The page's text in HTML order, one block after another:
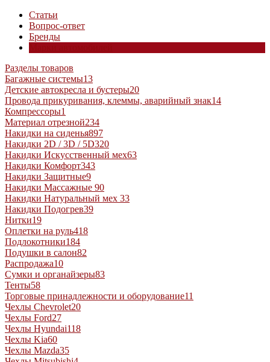
Статьи
Вопрос-ответ
Бренды
Разделы товаров
Багажные системы13
Детские автокресла и бустеры20
Провода прикуривания, клеммы, аварийный знак14
Компрессоры1
Материал отрезной234
Накидки на сиденья897
Накидки 2D / 3D / 5D320
Накидки Искусственный мех63
Накидки Комфорт343
Накидки Защитные9
Накидки Массажные 90
Накидки Натуральный мех 33
Накидки Подогрев39
Нитки19
Оплетки на руль418
Подлокотники184
Подушки в салон82
Распродажа10
Сумки и органайзеры83
Тенты58
Торговые принадлежности и оборудование11
Чехлы Chevrolet20
Чехлы Ford27
Чехлы Hyundai118
Чехлы Kia60
Чехлы Mazda35